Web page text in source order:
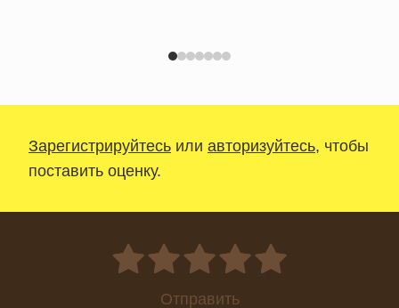
Зарегистрируйтесь или авторизуйтесь, чтобы
поставить оценку.
0
Отправить